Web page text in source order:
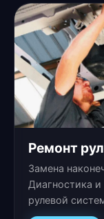
Ремонт
Замена
Диагностика
рулевой